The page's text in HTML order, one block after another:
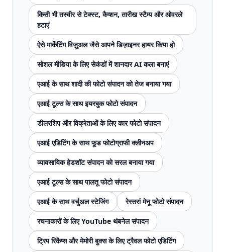
किसी भी तस्वीर से टेक्स्ट, कैप्शन, तारीख स्टैम्प और ओवरले
हटाएं
ऐसे मार्केटिंग विज़ुअल जैसे आपने डिज़ाइनर हायर किया हो
सोशल मीडिया के लिए सेकंडों में शानदार AI कला बनाएं
एआई के साथ शादी की फोटो संपादन को तेज बनाया गया
एआई टूल्स के साथ इयरबुक फोटो संपादन
डीलरशिप और विक्रेताओं के लिए कार फोटो संपादन
एआई एडिटिंग के साथ फूड फोटोग्राफी क्लीनअप
व्यावसायिक हेडशॉट संपादन को सरल बनाया गया
एआई टूल्स के साथ पालतू फोटो संपादन
एआई के साथ वर्चुअल स्टेजिंग रेस्तरां मेनू फोटो संपादन
रचनाकारों के लिए YouTube थंबनेल संपादन
ट्रिप रिकैप्स और मेमोरी बुक्स के लिए ट्रैवल फोटो एडिटिंग